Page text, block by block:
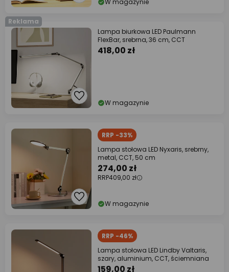
W magazynie
Reklama
Lampa biurkowa LED Paulmann
FlexBar, srebrna, 36 cm, CCT
418,00 zł
W magazynie
RRP -33%
Lampa stołowa LED Nyxaris, srebrny,
metal, CCT, 50 cm
274,00 zł
RRP409,00 zł
W magazynie
RRP -46%
Lampa stołowa LED Lindby Valtaris,
szary, aluminium, CCT, ściemniana
159,00 zł